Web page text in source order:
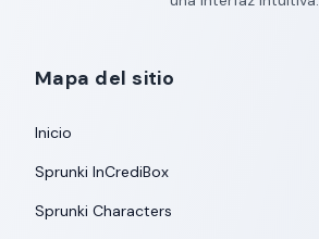
Mapa del sitio
Inicio
Sprunki InCrediBox
Sprunki Characters